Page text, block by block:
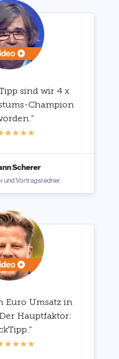
sind wir 4 x
Champion
Scherer
und Vortragsredner
Euro Umsatz in
Hauptfaktor: